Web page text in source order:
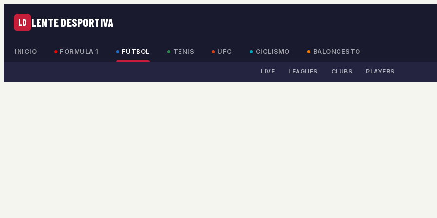
LD LENTE DESPORTIVA
INICIO FÓRMULA 1 FÚTBOL TENIS UFC CICLISMO BALONCESTO
LIVE LEAGUES CLUBS PLAYERS